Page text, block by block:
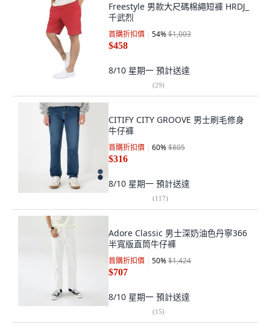
Freestyle 男款大尺碼棉繩短褲 HRDJ_
千武烈
首購折扣價 54%$1,003
$458
8/10 星期一 預計送達
(29)
CITIFY CITY GROOVE 男士刷毛修身
牛仔褲
首購折扣價 60%$805
$316
8/10 星期一 預計送達
(117)
Adore Classic 男士深奶油色丹寧366
半寬版直筒牛仔褲
首購折扣價 50%$1,424
$707
8/10 星期一 預計送達
(15)